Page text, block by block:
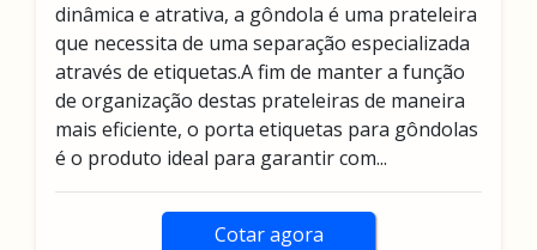
dinâmica e atrativa, a gôndola é uma prateleira
que necessita de uma separação especializada
através de etiquetas.A fim de manter a função
de organização destas prateleiras de maneira
mais eficiente, o porta etiquetas para gôndolas
é o produto ideal para garantir com...
Cotar agora